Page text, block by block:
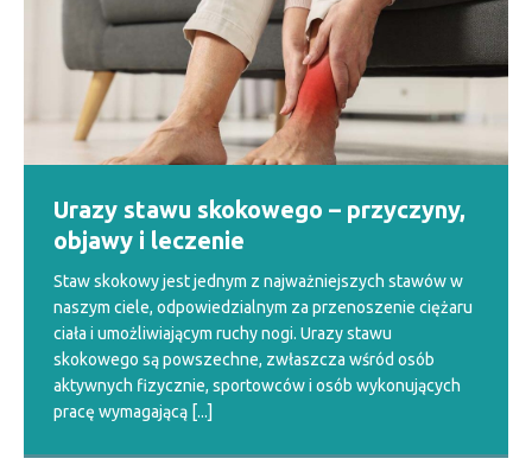
Urazy stawu skokowego – przyczyny,
objawy i leczenie
Staw skokowy jest jednym z najważniejszych stawów w
naszym ciele, odpowiedzialnym za przenoszenie ciężaru
ciała i umożliwiającym ruchy nogi. Urazy stawu
skokowego są powszechne, zwłaszcza wśród osób
aktywnych fizycznie, sportowców i osób wykonujących
pracę wymagającą [...]